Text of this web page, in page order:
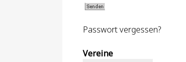
Passwort vergessen?
Vereine